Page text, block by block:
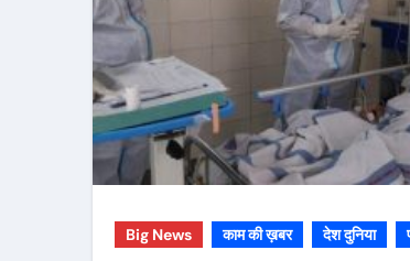
Big News काम की ख़बर देश दुनिया